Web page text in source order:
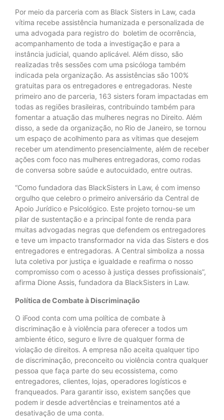
Por meio da parceria com as Black Sisters in Law, cada
vítima recebe assistência humanizada e personalizada de
uma advogada para registro do boletim de ocorrência,
acompanhamento de toda a investigação e para a
instância judicial, quando aplicável. Além disso, são
realizadas três sessões com uma psicóloga também
indicada pela organização. As assistências são 100%
gratuitas para os entregadores e entregadoras. Neste
primeiro ano de parceria, 163 sisters foram impactadas em
todas as regiões brasileiras, contribuindo também para
fomentar a atuação das mulheres negras no Direito. Além
disso, a sede da organização, no Rio de Janeiro, se tornou
um espaço de acolhimento para as vítimas que desejem
receber um atendimento presencialmente, além de receber
ações com foco nas mulheres entregadoras, como rodas
de conversa sobre saúde e autocuidado, entre outras.
“Como fundadora das BlackSisters in Law, é com imenso
orgulho que celebro o primeiro aniversário da Central de
Apoio Jurídico e Psicológico. Este projeto tornou-se um
pilar de sustentação e a principal fonte de renda para
muitas advogadas negras que defendem os entregadores
e teve um impacto transformador na vida das Sisters e dos
entregadores e entregadoras. A Central simboliza a nossa
luta coletiva por justiça e igualdade e reafirma o nosso
compromisso com o acesso à justiça desses profissionais”,
afirma Dione Assis, fundadora da BlackSisters in Law.
Política de Combate à Discriminação
O iFood conta com uma política de combate à
discriminação e à violência para oferecer a todos um
ambiente ético, seguro e livre de qualquer forma de
violação de direitos. A empresa não aceita qualquer tipo
de discriminação, preconceito ou violência contra qualquer
pessoa que faça parte do seu ecossistema, como
entregadores, clientes, lojas, operadores logísticos e
franqueados. Para garantir isso, existem sanções que
podem ir desde advertências e treinamentos até a
desativação de uma conta.